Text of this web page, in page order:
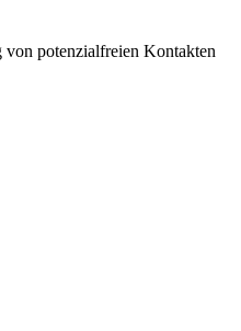
von potenzialfreien Kontakten